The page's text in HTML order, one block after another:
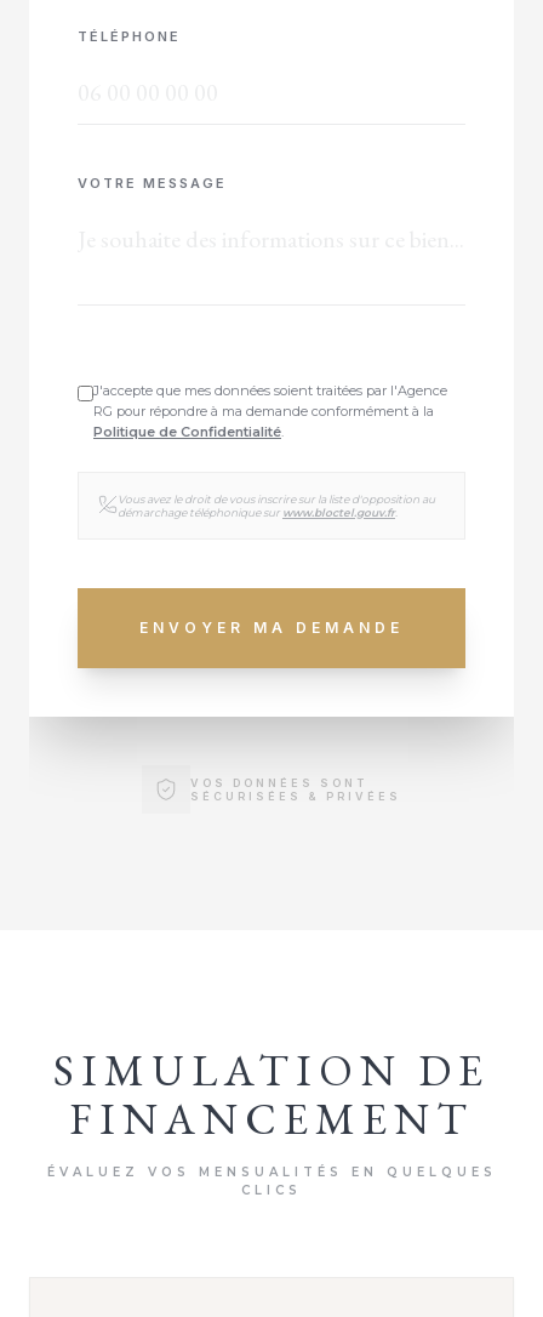
TÉLÉPHONE
VOTRE MESSAGE
J'accepte que mes données soient traitées par l'Agence
RG pour répondre à ma demande conformément à la
Politique de Confidentialité.
Vous avez le droit de vous inscrire sur la liste d'opposition au
démarchage téléphonique sur www.bloctel.gouv.fr.
ENVOYER MA DEMANDE
VOS DONNÉES SONT
SÉCURISÉES & PRIVÉES
SIMULATION DE
FINANCEMENT
ÉVALUEZ VOS MENSUALITÉS EN QUELQUES
CLICS